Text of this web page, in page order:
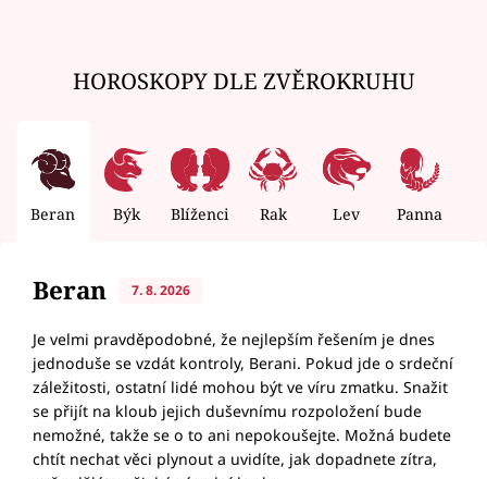
HOROSKOPY DLE ZVĚROKRUHU
Beran Býk Blíženci Rak Lev Panna
Beran 7. 8. 2026
Je velmi pravděpodobné, že nejlepším řešením je dnes
jednoduše se vzdát kontroly, Berani. Pokud jde o srdeční
záležitosti, ostatní lidé mohou být ve víru zmatku. Snažit
se přijít na kloub jejich duševnímu rozpoložení bude
nemožné, takže se o to ani nepokoušejte. Možná budete
chtít nechat věci plynout a uvidíte, jak dopadnete zítra,